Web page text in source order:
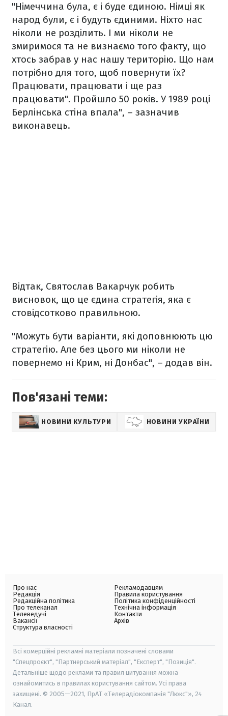
"Німеччина була, є і буде єдиною. Німці як
народ були, є і будуть єдиними. Ніхто нас
ніколи не розділить. І ми ніколи не
змиримося та не визнаємо того факту, що
хтось забрав у нас нашу територію. Що нам
потрібно для того, щоб повернути їх?
Працювати, працювати і ще раз
працювати". Пройшло 50 років. У 1989 році
Берлінська стіна впала", – зазначив
виконавець.
Відтак, Святослав Вакарчук робить
висновок, що це єдина стратегія, яка є
стовідсотково правильною.
"Можуть бути варіанти, які доповнюють цю
стратегію. Але без цього ми ніколи не
повернемо ні Крим, ні Донбас", – додав він.
Пов'язані теми:
НОВИНИ КУЛЬТУРИ НОВИНИ УКРАЇНИ
Про нас
Редакція
Редакційна політика
Про телеканал
Телеведучі
Вакансії
Структура власності
Рекламодавцям
Правила користування
Політика конфіденційності
Технічна інформація
Контакти
Архів
Всі комерційні рекламні матеріали позначені словами
"Спецпроєкт", "Партнерський матеріал", "Експерт", "Позиція".
Детальніше щодо реклами та правил цитування можна
ознайомитись в правилах користування сайтом. Усі права
захищені. © 2005—2021, ПрАТ «Телерадіокомпанія "Люкс"», 24
Канал.